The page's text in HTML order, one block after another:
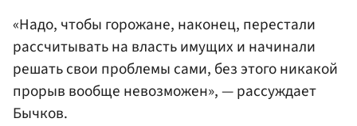
«Надо, чтобы горожане, наконец, перестали
рассчитывать на власть имущих и начинали
решать свои проблемы сами, без этого никакой
прорыв вообще невозможен», — рассуждает
Бычков.